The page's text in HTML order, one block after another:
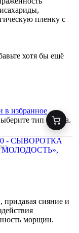
пленку с
хотя бы ещё
в избранное
тип товара.
мл
сияние и
морщин.